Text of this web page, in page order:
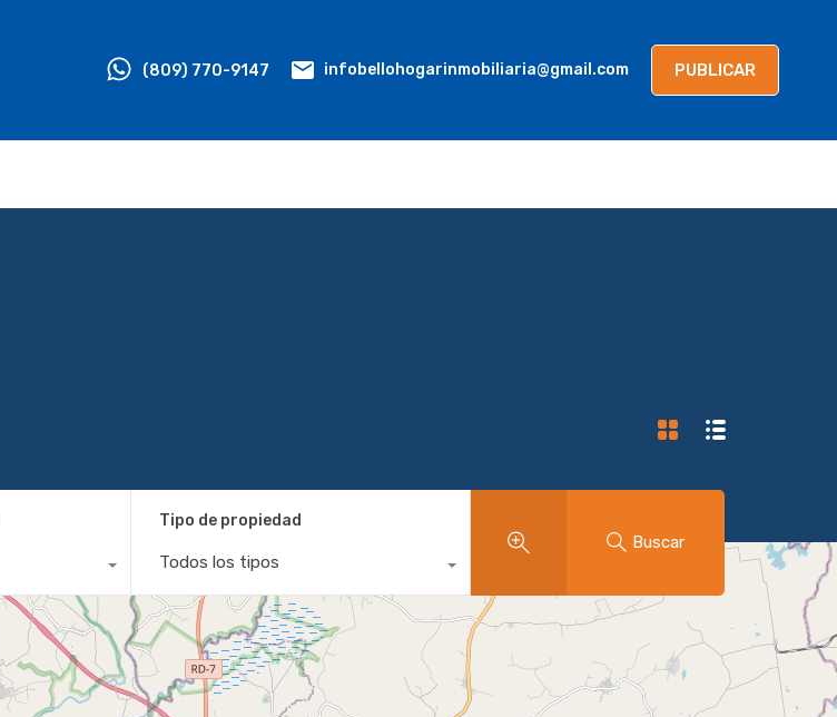
CONTACTANOS PUBLICAR
(809) 770-9147 infobellohogarinmobiliaria@gmail.com PUBLICAR
Tipo de propiedad
Todos los tipos
Buscar